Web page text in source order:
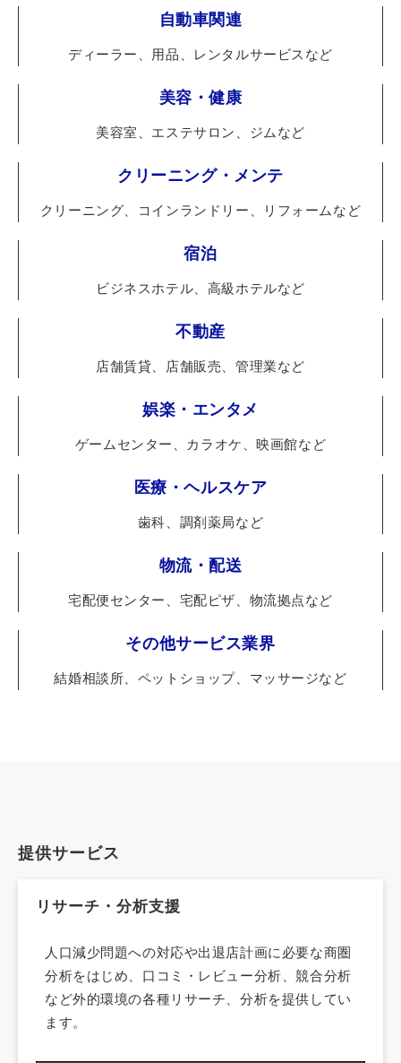
自動車関連
ディーラー、用品、レンタルサービスなど
美容・健康
美容室、エステサロン、ジムなど
クリーニング・メンテ
クリーニング、コインランドリー、リフォームなど
宿泊
ビジネスホテル、高級ホテルなど
不動産
店舗賃貸、店舗販売、管理業など
娯楽・エンタメ
ゲームセンター、カラオケ、映画館など
医療・ヘルスケア
歯科、調剤薬局など
物流・配送
宅配便センター、宅配ピザ、物流拠点など
その他サービス業界
結婚相談所、ペットショップ、マッサージなど
提供サービス
リサーチ・分析支援
人口減少問題への対応や出退店計画に必要な商圏
分析をはじめ、口コミ・レビュー分析、競合分析
など外的環境の各種リサーチ、分析を提供してい
ます。